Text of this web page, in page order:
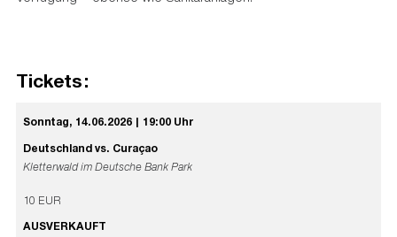
Tickets:
Sonntag, 14.06.2026 | 19:00 Uhr
Deutschland vs. Curaçao
Kletterwald im Deutsche Bank Park
10 EUR
AUSVERKAUFT